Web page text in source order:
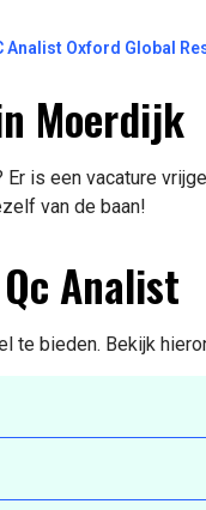
Analist Oxford Global
Moerdijk
is een vacature
van de baan!
Analist
te bieden. Bekijk